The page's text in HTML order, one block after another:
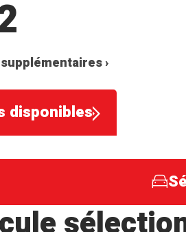
›
disponibles